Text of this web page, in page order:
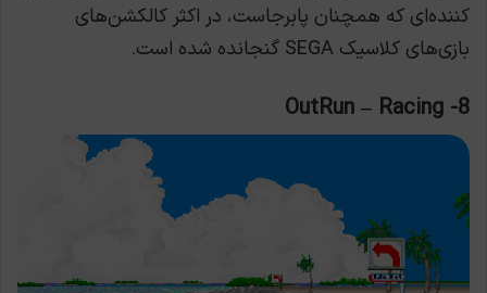
کننده‌ای که همچنان پابرجاست، در اکثر کالکشن‌های
بازی‌های کلاسیک SEGA گنجانده شده است.
8- OutRun – Racing